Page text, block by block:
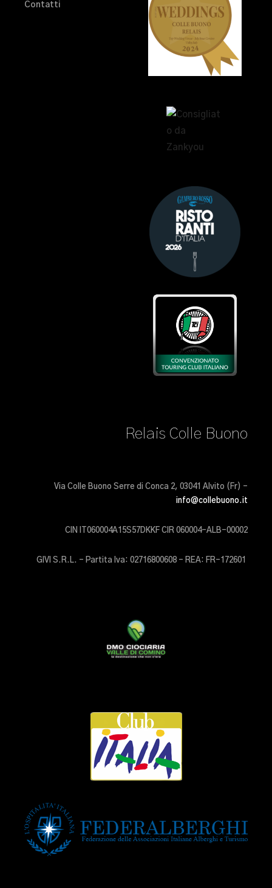
Contatti
Relais Colle Buono
Via Colle Buono Serre di Conca 2, 03041 Alvito (Fr) –
info@collebuono.it
CIN IT060004A15S57DKKF CIR 060004-ALB-00002
GIVI S.R.L. – Partita Iva: 02716800608 – REA: FR-172601